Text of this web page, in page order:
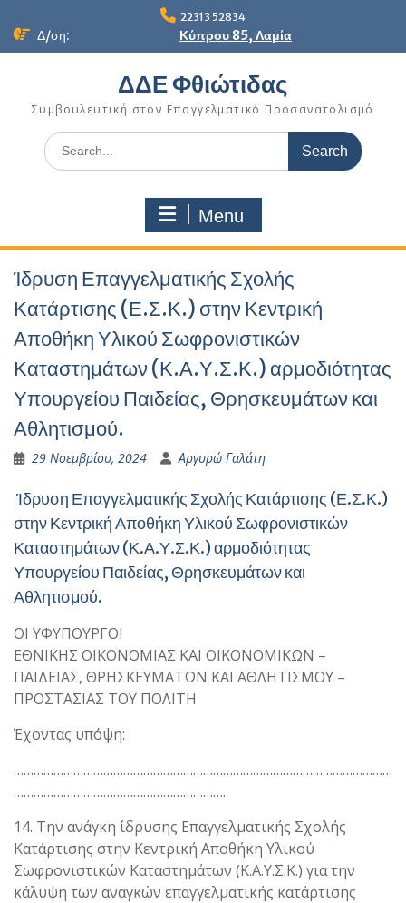
22313 52834
Δ/ση: Κύπρου 85, Λαμία
ΔΔΕ Φθιώτιδας
Συμβουλευτική στον Επαγγελματικό Προσανατολισμό
Search
for:
Menu
Ίδρυση Επαγγελματικής Σχολής
Κατάρτισης (Ε.Σ.Κ.) στην Κεντρική
Αποθήκη Υλικού Σωφρονιστικών
Καταστημάτων (Κ.Α.Υ.Σ.Κ.) αρμοδιότητας
Υπουργείου Παιδείας, Θρησκευμάτων και
Αθλητισμού.
29 Νοεμβρίου, 2024 Αργυρώ Γαλάτη
Ίδρυση Επαγγελματικής Σχολής Κατάρτισης (Ε.Σ.Κ.)
στην Κεντρική Αποθήκη Υλικού Σωφρονιστικών
Καταστημάτων (Κ.Α.Υ.Σ.Κ.) αρμοδιότητας
Υπουργείου Παιδείας, Θρησκευμάτων και
Αθλητισμού.
ΟΙ ΥΦΥΠΟΥΡΓΟΙ
ΕΘΝΙΚΗΣ ΟΙΚΟΝΟΜΙΑΣ ΚΑΙ ΟΙΚΟΝΟΜΙΚΩΝ –
ΠΑΙΔΕΙΑΣ, ΘΡΗΣΚΕΥΜΑΤΩΝ ΚΑΙ ΑΘΛΗΤΙΣΜΟΥ –
ΠΡΟΣΤΑΣΙΑΣ ΤΟΥ ΠΟΛΙΤΗ
Έχοντας υπόψη:
……………………………………………………………………………………………………
……………………………………………………….
14. Την ανάγκη ίδρυσης Επαγγελματικής Σχολής
Κατάρτισης στην Κεντρική Αποθήκη Υλικού
Σωφρονιστικών Καταστημάτων (Κ.Α.Υ.Σ.Κ.) για την
κάλυψη των αναγκών επαγγελματικής κατάρτισης